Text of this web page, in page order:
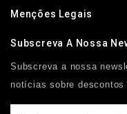
Menções Legais
Subscreva A Nossa
Subscreva a nossa
notícias sobre